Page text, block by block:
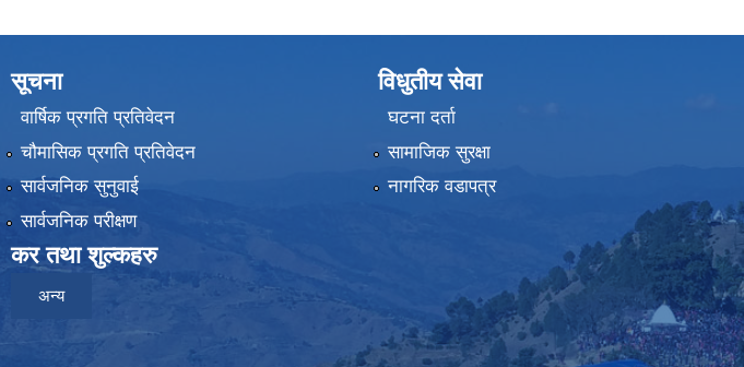
सूचना
वार्षिक प्रगति प्रतिवेदन
चौमासिक प्रगति प्रतिवेदन
सार्वजनिक सुनुवाई
सार्वजनिक परीक्षण
कर तथा शुल्कहरु
अन्य
विधुतीय सेवा
घटना दर्ता
सामाजिक सुरक्षा
नागरिक वडापत्र